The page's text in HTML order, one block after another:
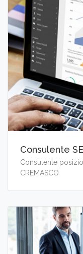
Consulente
Consulente
CREMASCO